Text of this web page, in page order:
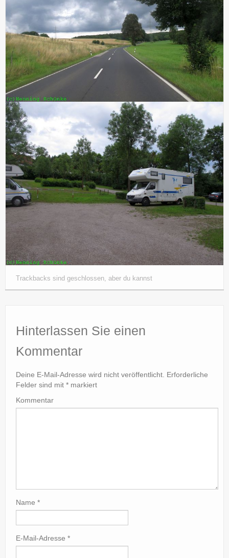
Trackbacks sind geschlossen, aber du kannst
Hinterlassen Sie einen
Kommentar
Deine E-Mail-Adresse wird nicht veröffentlicht. Erforderliche
Felder sind mit * markiert
Kommentar
Name *
E-Mail-Adresse *